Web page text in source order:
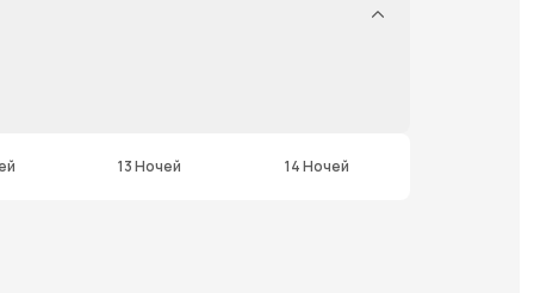
13 Ночей 14 Ночей